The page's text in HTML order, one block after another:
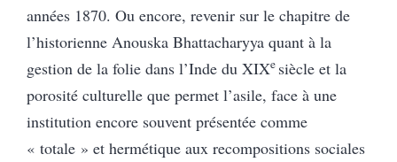
années 1870. Ou encore, revenir sur le chapitre de
l’historienne Anouska Bhattacharyya quant à la
gestion de la folie dans l’Inde du XIXe siècle et la
porosité culturelle que permet l’asile, face à une
institution encore souvent présentée comme
« totale » et hermétique aux recompositions sociales